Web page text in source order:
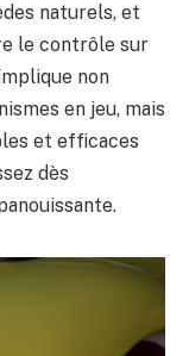
naturels, et
le contrôle sur
non
en jeu, mais
et efficaces
dès